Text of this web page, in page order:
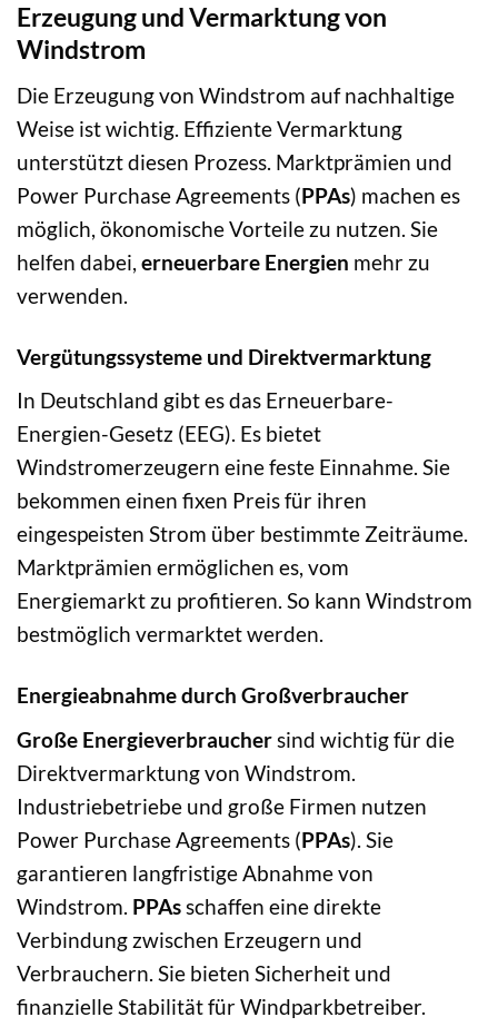
Erzeugung und Vermarktung von
Windstrom
Die Erzeugung von Windstrom auf nachhaltige
Weise ist wichtig. Effiziente Vermarktung
unterstützt diesen Prozess. Marktprämien und
Power Purchase Agreements (PPAs) machen es
möglich, ökonomische Vorteile zu nutzen. Sie
helfen dabei, erneuerbare Energien mehr zu
verwenden.
Vergütungssysteme und Direktvermarktung
In Deutschland gibt es das Erneuerbare-
Energien-Gesetz (EEG). Es bietet
Windstromerzeugern eine feste Einnahme. Sie
bekommen einen fixen Preis für ihren
eingespeisten Strom über bestimmte Zeiträume.
Marktprämien ermöglichen es, vom
Energiemarkt zu profitieren. So kann Windstrom
bestmöglich vermarktet werden.
Energieabnahme durch Großverbraucher
Große Energieverbrauchersind wichtig für die
Direktvermarktung von Windstrom.
Industriebetriebe und große Firmen nutzen
Power Purchase Agreements (PPAs). Sie
garantieren langfristige Abnahme von
Windstrom. PPAsschaffen eine direkte
Verbindung zwischen Erzeugern und
Verbrauchern. Sie bieten Sicherheit und
finanzielle Stabilität für Windparkbetreiber.